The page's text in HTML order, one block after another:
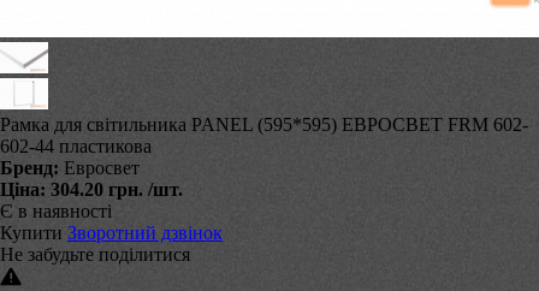
Рамка для світильника PANEL (595*595) ЕВРОСВЕТ FRM 602-
602-44 пластикова
Бренд: Евросвет
Ціна: 304.20 грн. /шт.
Є в наявності
Купити Зворотний дзвінок
Не забудьте поділитися